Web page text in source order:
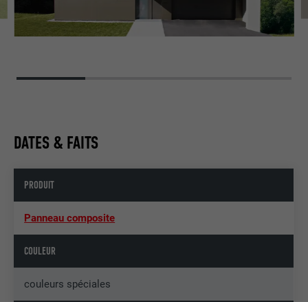
DATES & FAITS
PRODUIT
Panneau composite
COULEUR
couleurs spéciales